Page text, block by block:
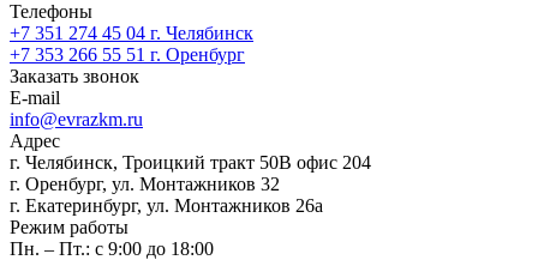
Телефоны
+7 351 274 45 04 г. Челябинск
+7 353 266 55 51 г. Оренбург
Заказать звонок
E-mail
info@evrazkm.ru
Адрес
г. Челябинск, Троицкий тракт 50В офис 204
г. Оренбург, ул. Монтажников 32
г. Екатеринбург, ул. Монтажников 26а
Режим работы
Пн. – Пт.: с 9:00 до 18:00